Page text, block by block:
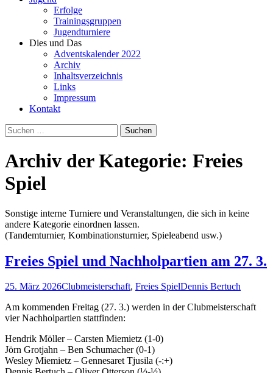
Erfolge
Trainingsgruppen
Jugendturniere
Dies und Das
Adventskalender 2022
Archiv
Inhaltsverzeichnis
Links
Impressum
Kontakt
Suchen
nach:
Archiv der Kategorie: Freies
Spiel
Sonstige interne Turniere und Veranstaltungen, die sich in keine
andere Kategorie einordnen lassen.
(Tandemturnier, Kombinationsturnier, Spieleabend usw.)
Freies Spiel und Nachholpartien am 27. 3.
25. März 2026Clubmeisterschaft, Freies SpielDennis Bertuch
Am kommenden Freitag (27. 3.) werden in der Clubmeisterschaft
vier Nachholpartien stattfinden:
Hendrik Möller – Carsten Miemietz (1-0)
Jörn Grotjahn – Ben Schumacher (0-1)
Wesley Miemietz – Gennesaret Tjusila (-:+)